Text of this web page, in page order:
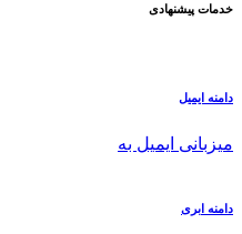
خدمات پیشنهادی
دامنه ایمیل
میزبانی ایمیل به
دامنه ابری